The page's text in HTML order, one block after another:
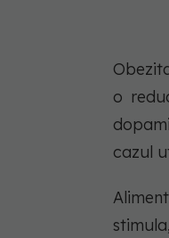
o
cazul